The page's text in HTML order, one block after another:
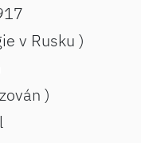
v Rusku )
)